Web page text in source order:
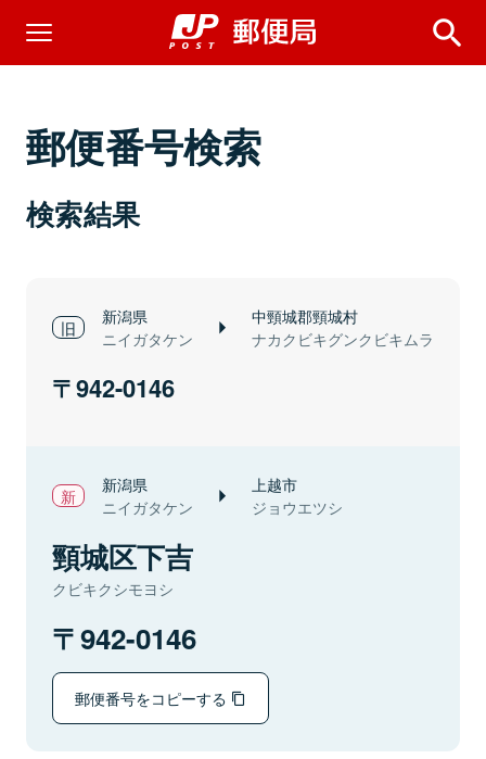
郵便番号検索
検索結果
新潟県
ニイガタケン
中頸城郡頸城村
ナカクビキグンクビキムラ
942-0146
新潟県
ニイガタケン
上越市
ジョウエツシ
頸城区下吉
クビキクシモヨシ
942-0146
郵便番号をコピーする